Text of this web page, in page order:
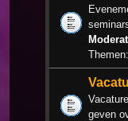
Themen:
geven